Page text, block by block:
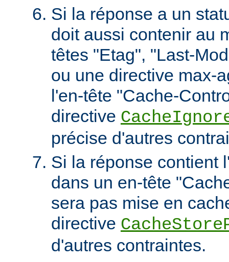
Si la réponse a un
doit aussi contenir au
têtes "Etag", "Last-
ou une directive max-
l'en-tête "Cache-
directive
précise d'autres
Si la réponse contient
dans un en-tête
sera pas mise en
directive
d'autres contraintes.